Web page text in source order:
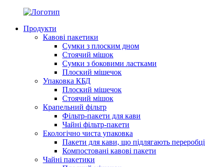
Продукти
Кавові пакетики
Сумки з плоским дном
Стоячий мішок
Сумки з боковими ластками
Плоский мішечок
Упаковка КБД
Плоский мішечок
Стоячий мішок
Крапельний фільтр
Фільтр-пакети для кави
Чайні фільтр-пакети
Екологічно чиста упаковка
Пакети для кави, що підлягають переробці
Компостовані кавові пакети
Чайні пакетики